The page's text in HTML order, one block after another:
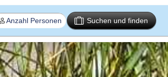
Suchen und finden